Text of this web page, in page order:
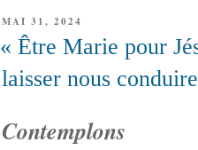
PUBLIÉ
MAI 31, 2024
« Être Marie pour
laisser nous
Contemplons